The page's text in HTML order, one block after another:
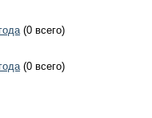
(0 всего)
(0 всего)